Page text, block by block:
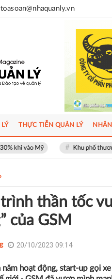
toasoan@nhaquanly.vn
Khu phố thương mại SOHO tại
THỰC TIỄN QUẢN LÝ
trình thần tốc
của GSM
20/10/2023 09:14
năm hoạt động, start-up gọi